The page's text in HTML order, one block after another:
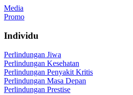
Media
Promo
Individu
Perlindungan Jiwa
Perlindungan Kesehatan
Perlindungan Penyakit Kritis
Perlindungan Masa Depan
Perlindungan Prestise